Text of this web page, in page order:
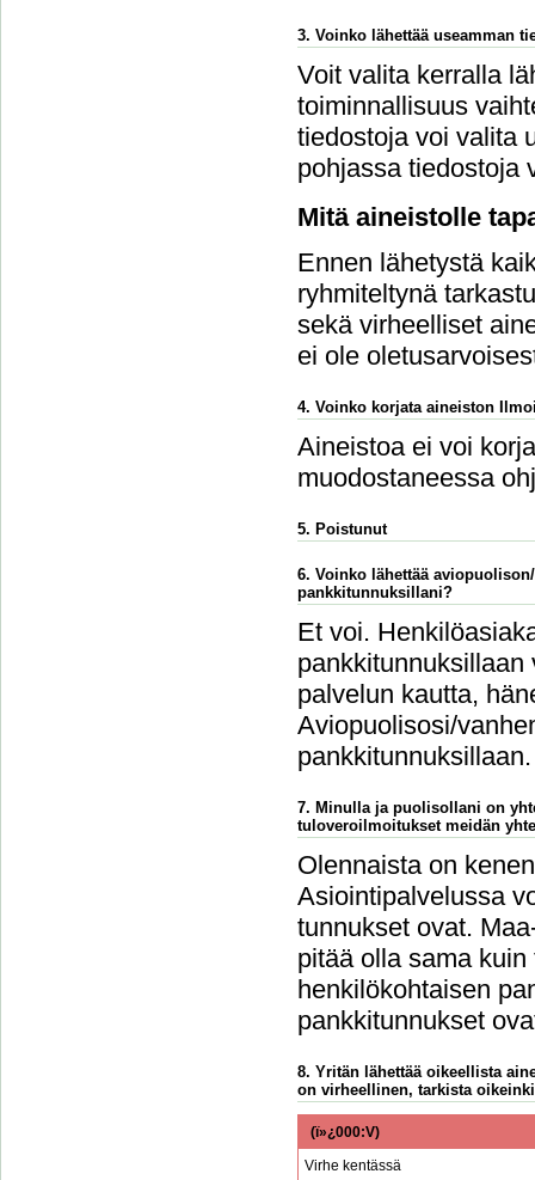
3. Voinko lähettää useamman
Voit valita kerralla
toiminnallisuus
tiedostoja voi valita
pohjassa tiedostoja
Mitä aineistolle
Ennen lähetystä
ryhmiteltynä
sekä virheelliset
ei ole
4. Voinko korjata aineiston
Aineistoa ei voi
muodostaneessa
5. Poistunut
6. Voinko lähettää
pankkitunnuksillani?
Et voi.
palvelun kautta,
Aviopuolisosi/
pankkitunnuksillaan.
7. Minulla ja puolisollani on
tuloveroilmoitukset meidän
Olennaista on
Asiointipalvelussa
tunnukset ovat.
pitää olla sama
henkilökohtaisen
pankkitunnukset
8. Yritän lähettää oikeellista
on virheellinen, tarkista
(ï»¿000:V)
Virhe kentässä